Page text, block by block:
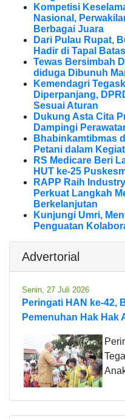
Kompetisi
Nasional,
Berbagai Juara
Dari Pulau Rupat,
Hadir di Tapal Batas
Tewas Bersimbah
diduga Dibunuh
Kemendagri
Diperpanjang,
Sesuai Aturan
Dukung Asta Cita
Dampingi
Bhabinkamtibmas
Petani dalam
RS Medicare Beri
HUT ke-25
RAPP Raih
Perkuat Langkah
Berkelanjutan
Kunjungi Umri,
Penguatan
Advertorial
Senin, 27 Juli 2026
Peringati HAN ke-42,
Pemenuhan Hak Hak